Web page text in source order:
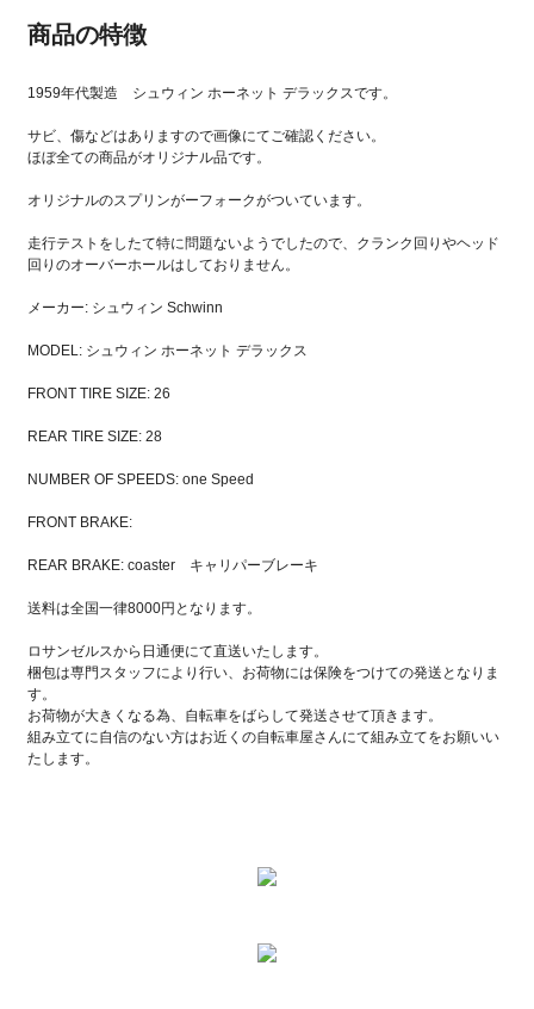
商品の特徴
1959年代製造 シュウィン ホーネット デラックスです。
サビ、傷などはありますので画像にてご確認ください。
ほぼ全ての商品がオリジナル品です。
オリジナルのスプリンがーフォークがついています。
走行テストをしたて特に問題ないようでしたので、クランク回りやヘッド
回りのオーバーホールはしておりません。
メーカー: シュウィン Schwinn
MODEL: シュウィン ホーネット デラックス
FRONT TIRE SIZE: 26
REAR TIRE SIZE: 28
NUMBER OF SPEEDS: one Speed
FRONT BRAKE:
REAR BRAKE: coaster キャリパーブレーキ
送料は全国一律8000円となります。
ロサンゼルスから日通便にて直送いたします。
梱包は専門スタッフにより行い、お荷物には保険をつけての発送となりま
す。
お荷物が大きくなる為、自転車をばらして発送させて頂きます。
組み立てに自信のない方はお近くの自転車屋さんにて組み立てをお願いい
たします。